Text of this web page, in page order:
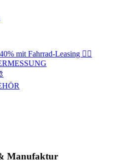
mit Fahrrad-Leasing 🚴‍♂️
Manufaktur